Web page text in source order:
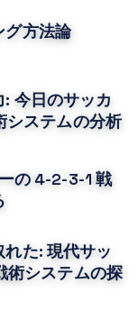
グ方法論
今日のサッカ
システムの分析
の 4-2-3-1 戦
た: 現代サッ
術システムの探